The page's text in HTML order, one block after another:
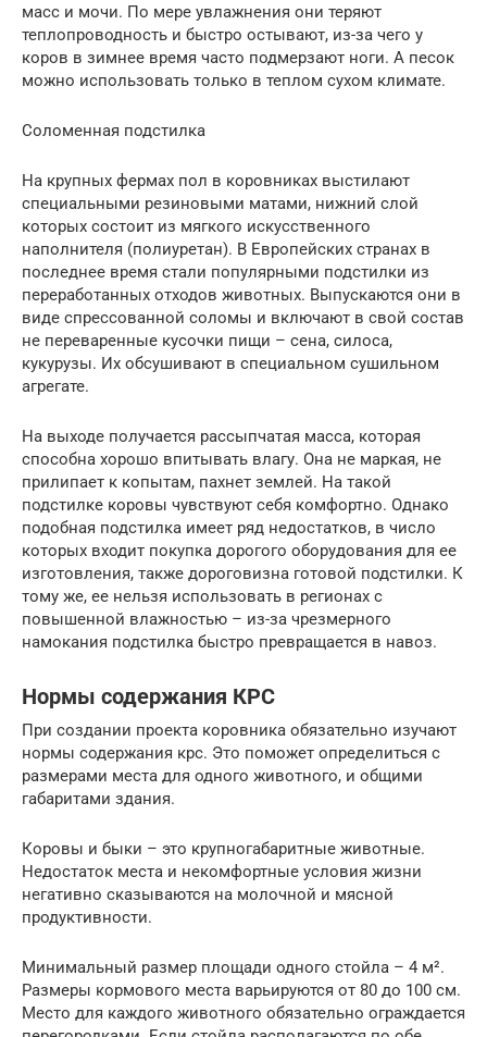
масс и мочи. По мере увлажнения они теряют
теплопроводность и быстро остывают, из-за чего у
коров в зимнее время часто подмерзают ноги. А песок
можно использовать только в теплом сухом климате.
Соломенная подстилка
На крупных фермах пол в коровниках выстилают
специальными резиновыми матами, нижний слой
которых состоит из мягкого искусственного
наполнителя (полиуретан). В Европейских странах в
последнее время стали популярными подстилки из
переработанных отходов животных. Выпускаются они в
виде спрессованной соломы и включают в свой состав
не переваренные кусочки пищи – сена, силоса,
кукурузы. Их обсушивают в специальном сушильном
агрегате.
На выходе получается рассыпчатая масса, которая
способна хорошо впитывать влагу. Она не маркая, не
прилипает к копытам, пахнет землей. На такой
подстилке коровы чувствуют себя комфортно. Однако
подобная подстилка имеет ряд недостатков, в число
которых входит покупка дорогого оборудования для ее
изготовления, также дороговизна готовой подстилки. К
тому же, ее нельзя использовать в регионах с
повышенной влажностью – из-за чрезмерного
намокания подстилка быстро превращается в навоз.
Нормы содержания КРС
При создании проекта коровника обязательно изучают
нормы содержания крс. Это поможет определиться с
размерами места для одного животного, и общими
габаритами здания.
Коровы и быки – это крупногабаритные животные.
Недостаток места и некомфортные условия жизни
негативно сказываются на молочной и мясной
продуктивности.
Минимальный размер площади одного стойла – 4 м².
Размеры кормового места варьируются от 80 до 100 см.
Место для каждого животного обязательно ограждается